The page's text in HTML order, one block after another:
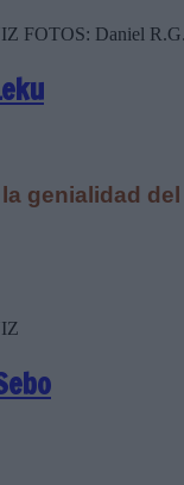
FOTOS: Daniel
genialidad